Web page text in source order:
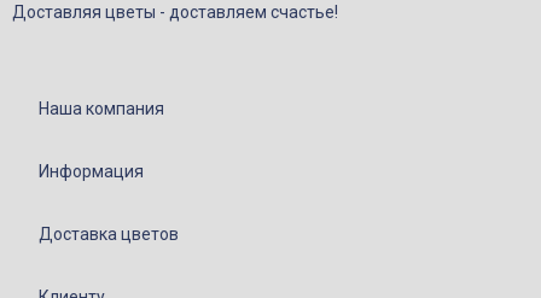
Букеты с орхидеей
Корзины с цветами
Конфеты и сладкие подарки
Доставляя цветы - доставляем счастье!
Наша компания
Информация
Доставка цветов